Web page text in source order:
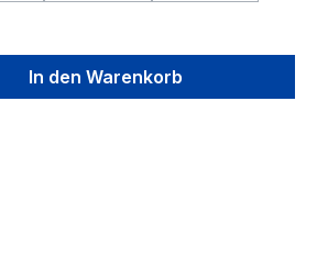
gewünschten Wert
In den Warenkorb